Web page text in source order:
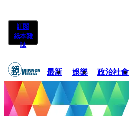
訂閱
紙本雜
誌
最新 娛樂 政治社會